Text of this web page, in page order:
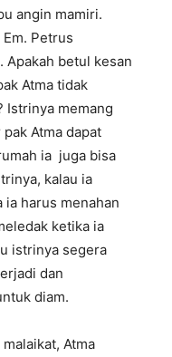
angin mamiri.
Petrus
Apakah betul kesan
Atma tidak
Istrinya memang
Atma dapat
ia juga bisa
kalau ia
ia harus menahan
ketika ia
istrinya segera
dan
diam.
Atma